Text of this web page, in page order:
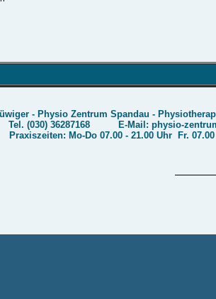
- Physio Zentrum Spandau -
Tel. (030) 36287168 E-Mail: physio-
Praxiszeiten: Mo-Do 07.00 - 21.00 Uhr Fr.